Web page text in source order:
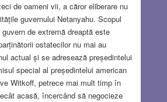
de oameni vii, a căror eliberare nu
guvernului Netanyahu. Scopul
de extremă dreaptă este
ostatecilor nu mai au
actual și se adresează președintelui
special al președintelui american
Witkoff, petrece mai mult timp în
acasă, încercând să negocieze